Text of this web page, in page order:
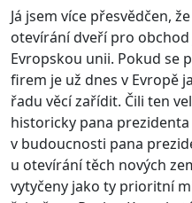
Já jsem více přesvědčen,
otevírání dveří pro
Evropskou unii. Pokud se
firem je už dnes v Evropě
řadu věcí zařídit. Čili ten
historicky pana
v budoucnosti pana
u otevírání těch nových
vytyčeny jako ty prioritní